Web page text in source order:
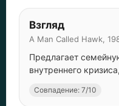
Взгляд
A Man Called Hawk,
Предлагает
внутреннего
Совпадение: 7/10